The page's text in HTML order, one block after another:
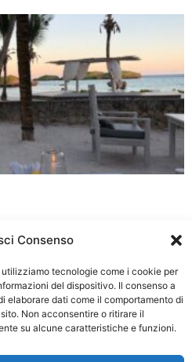
Consenso
tecnologie come i cookie per
del dispositivo. Il consenso a
elaborare dati come il comportamento di
Non acconsentire o ritirare il
su alcune caratteristiche e funzioni.